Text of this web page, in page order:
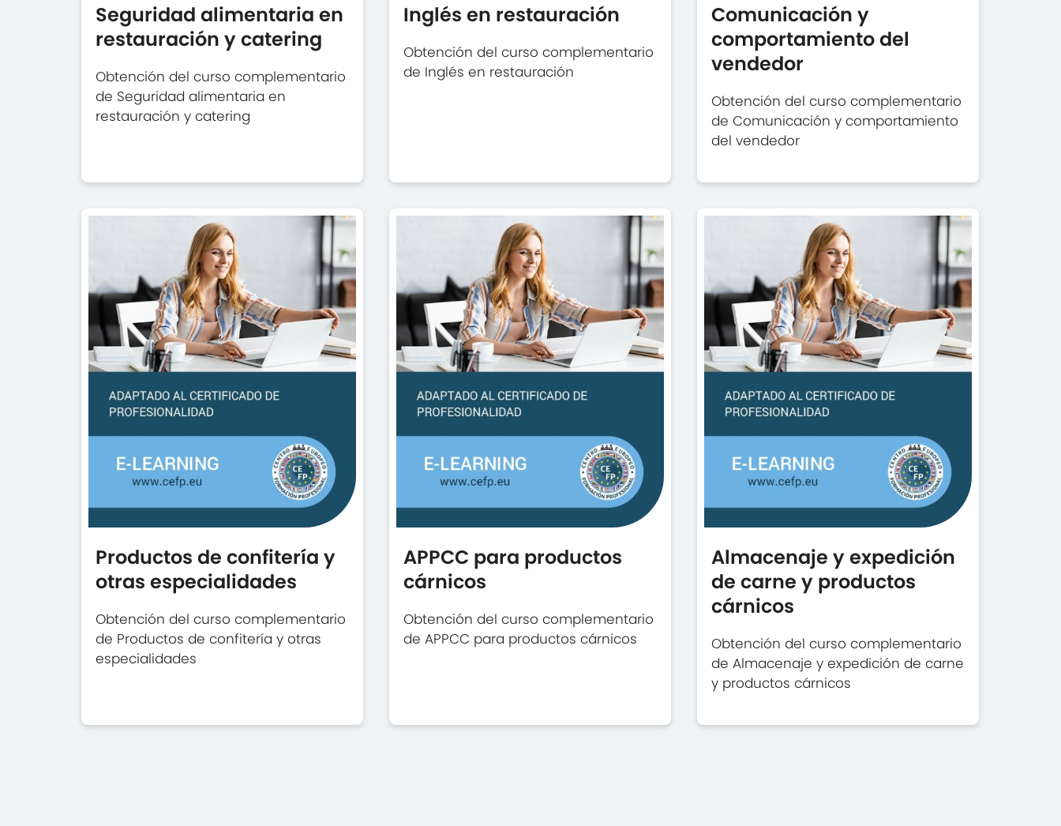
Seguridad alimentaria en
restauración y catering
Obtención del curso complementario
de Seguridad alimentaria en
restauración y catering
Inglés en restauración
Obtención del curso complementario
de Inglés en restauración
Comunicación y
comportamiento del
vendedor
Obtención del curso complementario
de Comunicación y comportamiento
del vendedor
Productos de confitería y
otras especialidades
Obtención del curso complementario
de Productos de confitería y otras
especialidades
APPCC para productos
cárnicos
Obtención del curso complementario
de APPCC para productos cárnicos
Almacenaje y expedición
de carne y productos
cárnicos
Obtención del curso complementario
de Almacenaje y expedición de carne
y productos cárnicos